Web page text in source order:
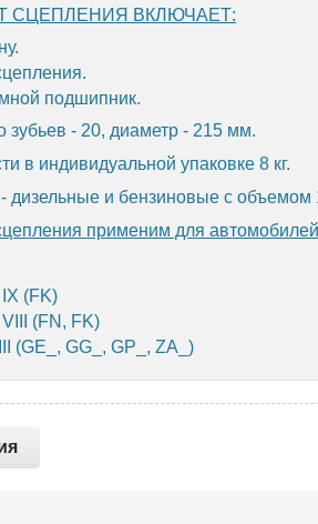
СЦЕПЛЕНИЯ ВКЛЮЧАЕТ:
подшипник.
зубьев - 20, диаметр - 215 мм.
в индивидуальной упаковке 8 кг.
дизельные и бензиновые с объемом
применим для
(FK)
(FN, FK)
(GE_, GG_, GP_, ZA_)